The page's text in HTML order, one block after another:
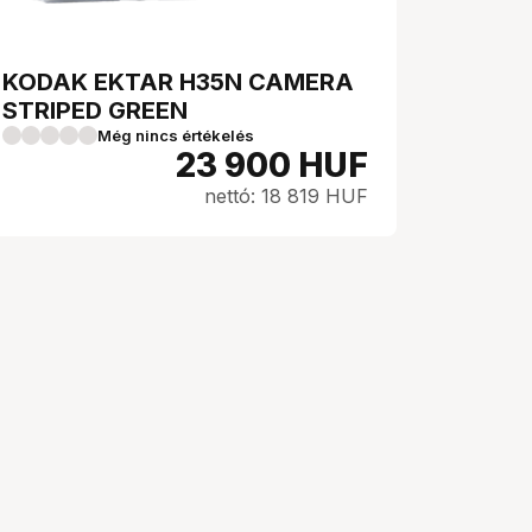
KODAK EKTAR H35N CAMERA
STRIPED GREEN
Még nincs értékelés
23 900 HUF
nettó: 18 819 HUF